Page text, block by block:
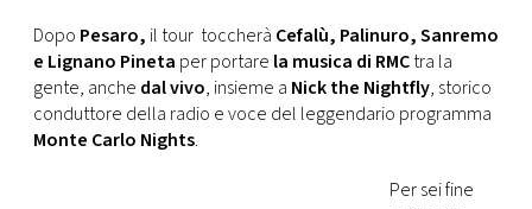
Dopo Pesaro, il tour toccherà Cefalù, Palinuro, Sanremo
e Lignano Pineta per portare la musica di RMCtra la
gente, anche dal vivo, insieme a Nick the Nightfly, storico
conduttore della radio e voce del leggendario programma
Monte Carlo Nights.
Per sei fine